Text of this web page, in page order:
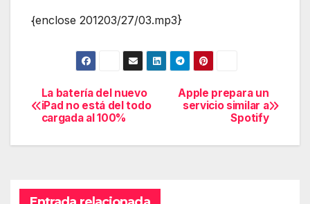
{enclose 201203/27/03.mp3}
Navegación
de
Apple prepara un
servicio similar a
Spotify
La batería del nuevo
iPad no está del todo
cargada al 100%